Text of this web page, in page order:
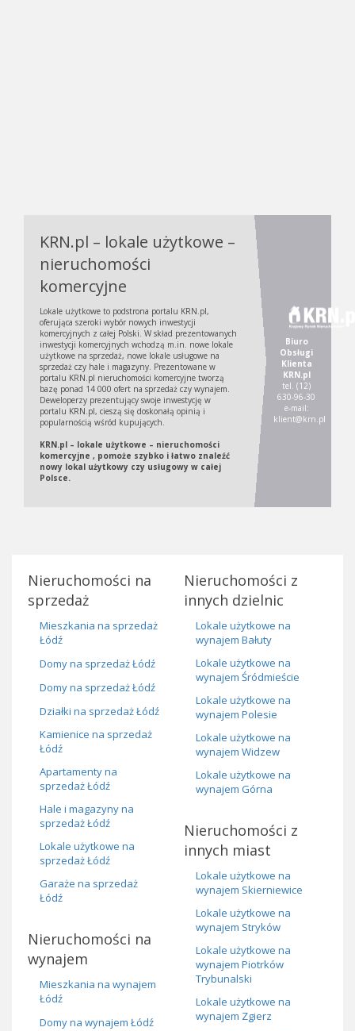
KRN.pl – lokale użytkowe –
nieruchomości
komercyjne
Lokale użytkowe to podstrona portalu KRN.pl,
oferująca szeroki wybór nowych inwestycji
komercyjnych z całej Polski. W skład prezentowanych
inwestycji komercyjnych wchodzą m.in. nowe lokale
użytkowe na sprzedaż, nowe lokale usługowe na
sprzedaż czy hale i magazyny. Prezentowane w
portalu KRN.pl nieruchomości komercyjne tworzą
bazę ponad 14 000 ofert na sprzedaż czy wynajem.
Deweloperzy prezentujący swoje inwestycję w
portalu KRN.pl, cieszą się doskonałą opinią i
popularnością wśród kupujących.
KRN.pl – lokale użytkowe – nieruchomości
komercyjne , pomoże szybko i łatwo znaleźć
nowy lokal użytkowy czy usługowy w całej
Polsce.
Biuro
Obsługi
Klienta
KRN.pl
tel. (12)
630-96-30
e-mail:
klient@krn.pl
Nieruchomości na
sprzedaż
Mieszkania na sprzedaż
Łódź
Domy na sprzedaż Łódź
Domy na sprzedaż Łódź
Działki na sprzedaż Łódź
Kamienice na sprzedaż
Łódź
Apartamenty na
sprzedaż Łódź
Hale i magazyny na
sprzedaż Łódź
Lokale użytkowe na
sprzedaż Łódź
Garaże na sprzedaż
Łódź
Nieruchomości na
wynajem
Mieszkania na wynajem
Łódź
Domy na wynajem Łódź
Nieruchomości z
innych dzielnic
Lokale użytkowe na
wynajem Bałuty
Lokale użytkowe na
wynajem Śródmieście
Lokale użytkowe na
wynajem Polesie
Lokale użytkowe na
wynajem Widzew
Lokale użytkowe na
wynajem Górna
Nieruchomości z
innych miast
Lokale użytkowe na
wynajem Skierniewice
Lokale użytkowe na
wynajem Stryków
Lokale użytkowe na
wynajem Piotrków
Trybunalski
Lokale użytkowe na
wynajem Zgierz